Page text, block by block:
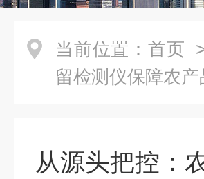
当前位置： 首页
留检测仪保障农产
从源头把控：